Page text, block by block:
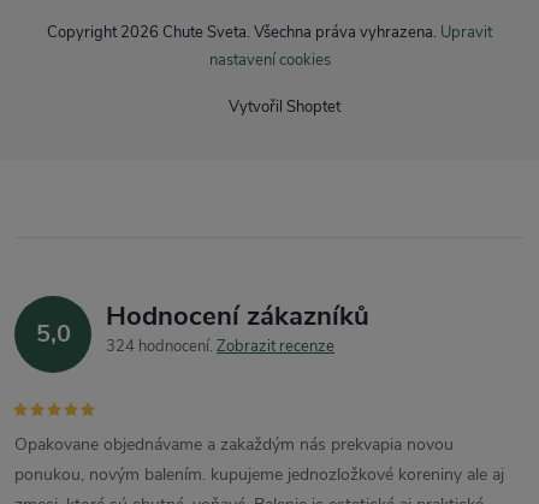
Vytvořil Shoptet
Copyright 2026 Chute Sveta. Všechna práva vyhrazena. Upravit
nastavení cookies
5,0 Hodnocení zákazníků
324 hodnocení Zobrazit recenze
Opakovane objednávame a zakaždým nás prekvapia novou
ponukou, novým balením. kupujeme jednozložkové koreniny ale aj